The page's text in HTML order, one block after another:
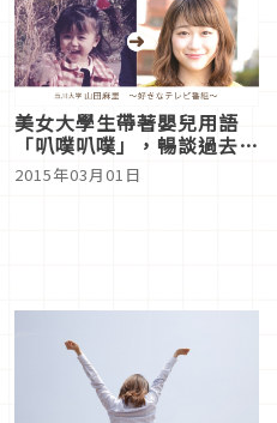
美女大學生帶著嬰兒用語
「叭噗叭噗」，暢談過去與
現在的「成長紀錄片網站」
2015年03月01日